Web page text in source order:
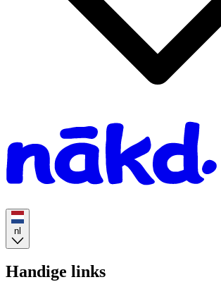
nl
Handige links